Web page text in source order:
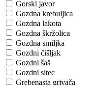
Gorski javor
Gozdna krebuljica
Gozdna lakota
Gozdna škržolica
Gozdna smiljka
Gozdni čišljak
Gozdni šaš
Gozdni sitec
Grebenasta grivača